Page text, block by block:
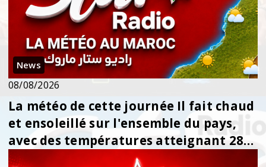
News
08/08/2026
La météo de cette journée Il fait chaud
et ensoleillé sur l'ensemble du pays,
avec des températures atteignant 28°C
s...